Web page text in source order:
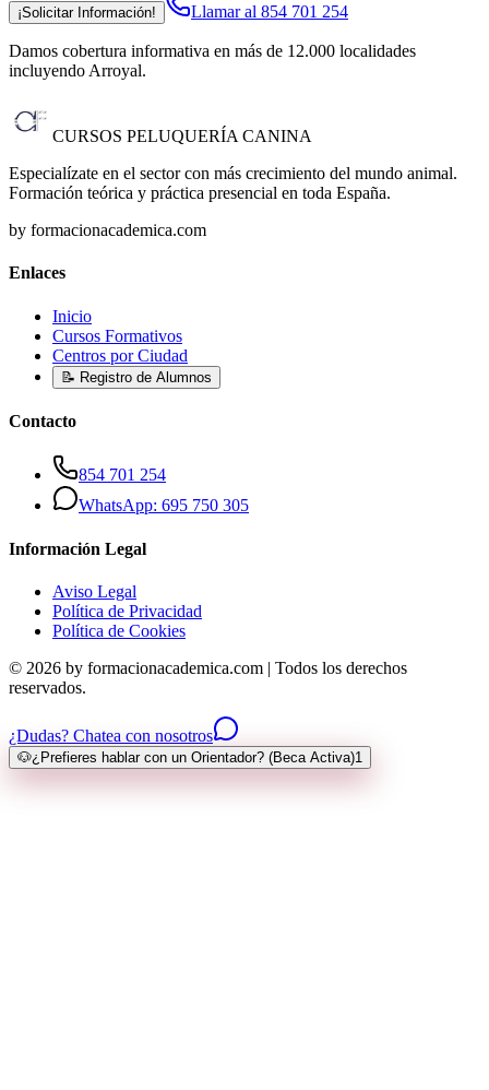
¡Solicitar Información! Llamar al 854 701 254
Damos cobertura informativa en más de 12.000 localidades
incluyendo Arroyal.
CURSOS PELUQUERÍA CANINA
Especialízate en el sector con más crecimiento del mundo animal.
Formación teórica y práctica presencial en toda España.
by formacionacademica.com
Enlaces
Inicio
Cursos Formativos
Centros por Ciudad
📝 Registro de Alumnos
Contacto
854 701 254
WhatsApp: 695 750 305
Información Legal
Aviso Legal
Política de Privacidad
Política de Cookies
© 2026 by formacionacademica.com | Todos los derechos
reservados.
¿Dudas? Chatea con nosotros
🐶¿Prefieres hablar con un Orientador? (Beca Activa)1